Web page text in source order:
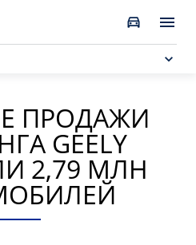
ПРОДАЖИ
GEELY
2,79 МЛН